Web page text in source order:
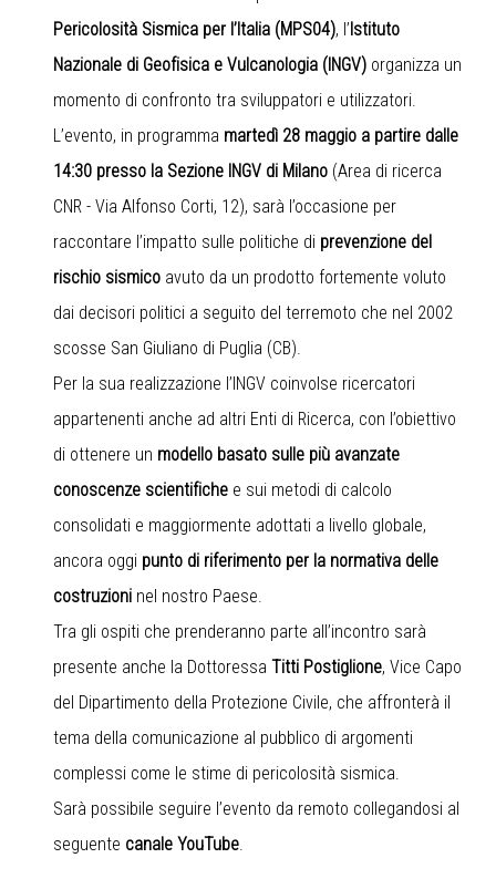
Pericolosità Sismica per l’Italia (MPS04), l’ Istituto
Nazionale di Geofisica e Vulcanologia (INGV) organizza un
momento di confronto tra sviluppatori e utilizzatori.
L’evento, in programma martedì 28 maggio a partire dalle
14:30 presso la Sezione INGV di Milano (Area di ricerca
CNR - Via Alfonso Corti, 12), sarà l’occasione per
raccontare l’impatto sulle politiche di prevenzione del
rischio sismico avuto da un prodotto fortemente voluto
dai decisori politici a seguito del terremoto che nel 2002
scosse San Giuliano di Puglia (CB).
Per la sua realizzazione l’INGV coinvolse ricercatori
appartenenti anche ad altri Enti di Ricerca, con l’obiettivo
di ottenere un modello basato sulle più avanzate
conoscenze scientifiche e sui metodi di calcolo
consolidati e maggiormente adottati a livello globale,
ancora oggi punto di riferimento per la normativa delle
costruzioni nel nostro Paese.
Tra gli ospiti che prenderanno parte all’incontro sarà
presente anche la Dottoressa Titti Postiglione, Vice Capo
del Dipartimento della Protezione Civile, che affronterà il
tema della comunicazione al pubblico di argomenti
complessi come le stime di pericolosità sismica.
Sarà possibile seguire l’evento da remoto collegandosi al
seguente canale YouTube.